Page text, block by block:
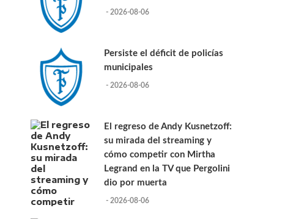
- 2026-08-06
Persiste el déficit de policías
municipales
- 2026-08-06
El regreso de Andy Kusnetzoff:
su mirada del streaming y
cómo competir con Mirtha
Legrand en la TV que Pergolini
dio por muerta
- 2026-08-06